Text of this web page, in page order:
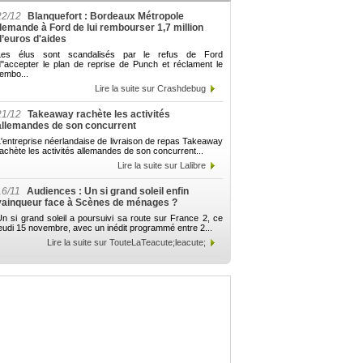
12
Blanquefort : Bordeaux Métropole
à Ford de lui rembourser 1,7 million
d'aides
élus sont scandalisés par le refus de Ford
le plan de reprise de Punch et réclament le
Lire la suite sur Crashdebug
12 Takeaway rachète les activités
de son concurrent
néerlandaise de livraison de repas Takeaway
les activités allemandes de son concurrent...
Lire la suite sur Lalibre
11
Audiences : Un si grand soleil enfin
face à Scènes de ménages ?
si grand soleil a poursuivi sa route sur France 2, ce
15 novembre, avec un inédit programmé entre 2...
Lire la suite sur TouteLaTeacute;leacute;